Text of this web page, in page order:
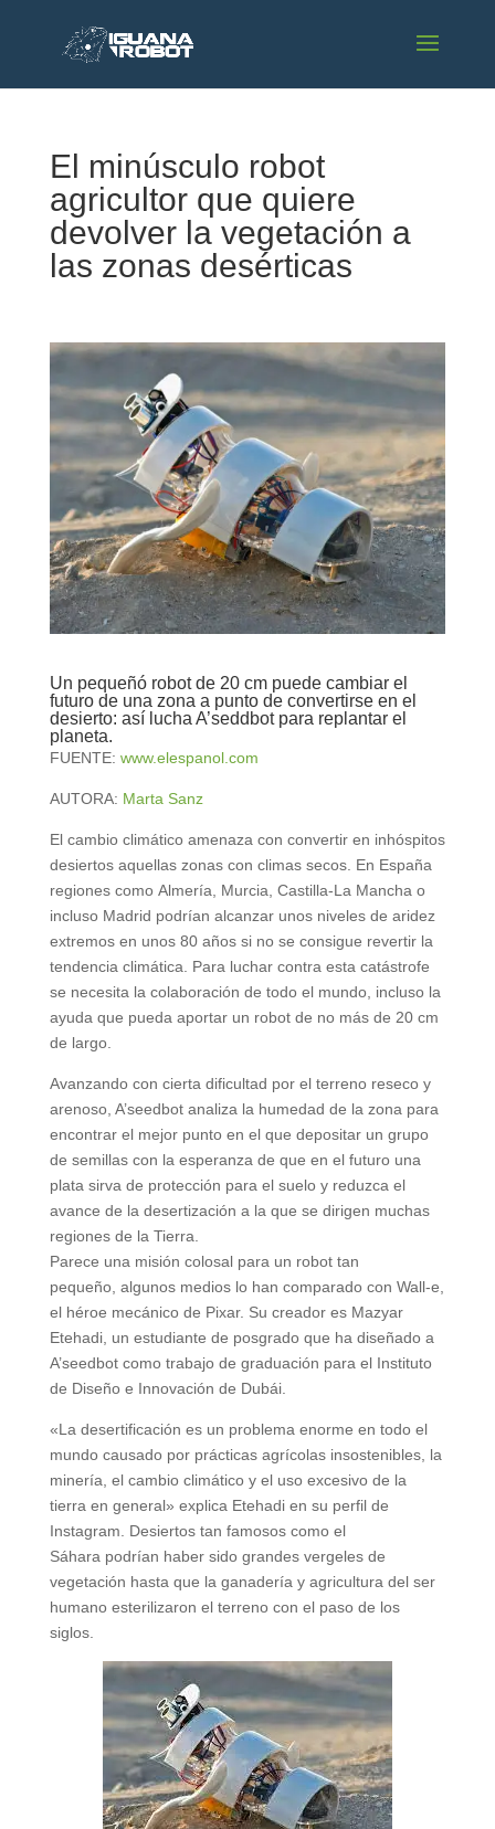
El minúsculo robot
agricultor que quiere
devolver la vegetación a
las zonas desérticas
Un pequeñó robot de 20 cm puede cambiar el
futuro de una zona a punto de convertirse en el
desierto: así lucha A’seddbot para replantar el
planeta.
FUENTE: www.elespanol.com
AUTORA: Marta Sanz
El cambio climático amenaza con convertir en inhóspitos
desiertos aquellas zonas con climas secos. En España
regiones como Almería, Murcia, Castilla-La Mancha o
incluso Madrid podrían alcanzar unos niveles de aridez
extremos en unos 80 años si no se consigue revertir la
tendencia climática. Para luchar contra esta catástrofe
se necesita la colaboración de todo el mundo, incluso la
ayuda que pueda aportar un robot de no más de 20 cm
de largo.
Avanzando con cierta dificultad por el terreno reseco y
arenoso, A’seedbot analiza la humedad de la zona para
encontrar el mejor punto en el que depositar un grupo
de semillas con la esperanza de que en el futuro una
plata sirva de protección para el suelo y reduzca el
avance de la desertización a la que se dirigen muchas
regiones de la Tierra.
Parece una misión colosal para un robot tan
pequeño, algunos medios lo han comparado con Wall-e,
el héroe mecánico de Pixar. Su creador es Mazyar
Etehadi, un estudiante de posgrado que ha diseñado a
A’seedbot como trabajo de graduación para el Instituto
de Diseño e Innovación de Dubái.
«La desertificación es un problema enorme en todo el
mundo causado por prácticas agrícolas insostenibles, la
minería, el cambio climático y el uso excesivo de la
tierra en general» explica Etehadi en su perfil de
Instagram. Desiertos tan famosos como el
Sáhara podrían haber sido grandes vergeles de
vegetación hasta que la ganadería y agricultura del ser
humano esterilizaron el terreno con el paso de los
siglos.